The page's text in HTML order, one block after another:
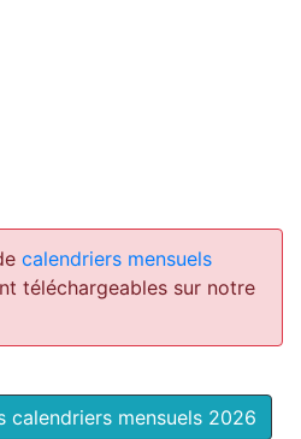
calendriers mensuels
téléchargeables sur notre
calendriers mensuels 2026